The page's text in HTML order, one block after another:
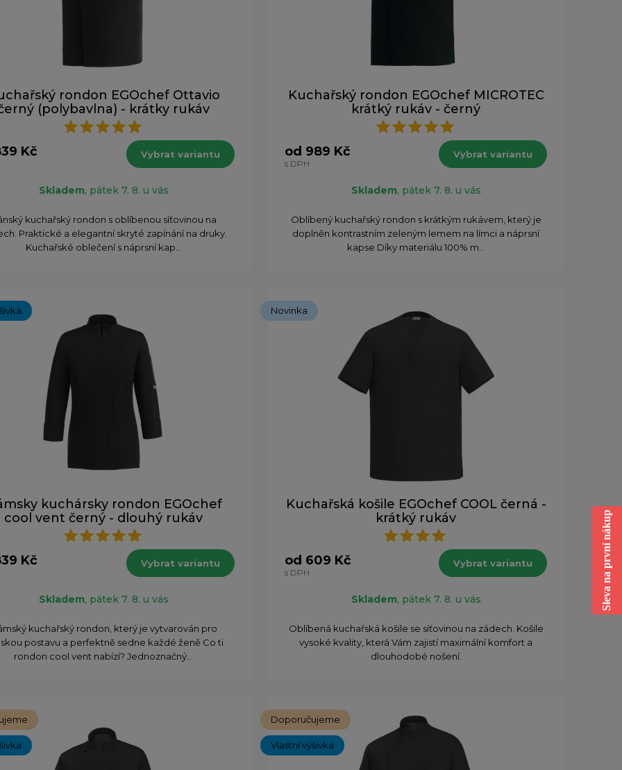
rondon EGOchef Ottavio
(polybavlna) - krátky rukáv
Kč Vybrat variantu
Skladem, pátek 7. 8. u vás
kuchařský rondon s oblíbenou síťovinou na
Praktické a elegantní skryté zapínání na druky.
Kuchařské oblečení s náprsní kap...
Kuchařský rondon EGOchef MICROTEC
krátký rukáv - černý
od 989 Kč
s DPH
Vybrat variantu
Skladem, pátek 7. 8. u vás
​Oblíbený kuchařský rondon s krátkým rukávem, který je
doplněn kontrastním zeleným lemem na límci a náprsní
kapse Díky materiálu 100% m...
kuchársky rondon EGOchef
cool vent černý - dlouhý rukáv
Kč Vybrat variantu
Skladem, pátek 7. 8. u vás
kuchařský rondon, který je vytvarován pro
postavu a perfektně sedne každé ženě Co ti
rondon cool vent nabízí? Jednoznačný...
Novinka
Kuchařská košile EGOchef COOL černá -
krátký rukáv
od 609 Kč
s DPH
Vybrat variantu
Skladem, pátek 7. 8. u vás
Oblíbená kuchařská košile se síťovinou na zádech. Košile
vysoké kvality, která Vám zajistí maximální komfort a
dlouhodobé nošení.
Doporučujeme
Vlastní výšivka
Sleva na první nákup